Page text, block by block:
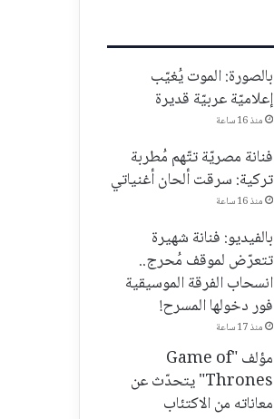
بالصورة: الموت يُغيّب
إعلاميّة عربيّة قديرة
منذ 16 ساعة
فنانة مصريّة تتّهم مُطربة
تركية: سرقت ألحان أغنياتي
منذ 16 ساعة
بالفيديو: فنانة شهيرة
تتعرّض لموقف مُحرج..
انسحاب الفرقة الموسيقية
فور دخولها المسرح!
منذ 17 ساعة
مؤلف "Game of
Thrones" يتحدّث عن
معاناته من الاكتئاب